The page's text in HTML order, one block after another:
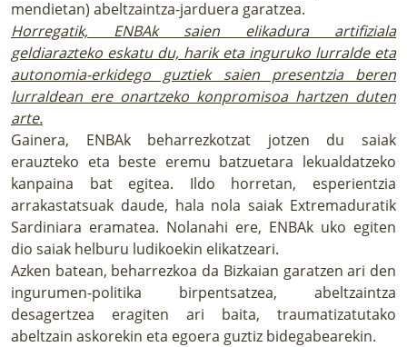
mendietan) abeltzaintza-jarduera garatzea.
Horregatik, ENBAk saien elikadura artifiziala
geldiarazteko eskatu du, harik eta inguruko lurralde eta
autonomia-erkidego guztiek saien presentzia beren
lurraldean ere onartzeko konpromisoa hartzen duten
arte.
Gainera, ENBAk beharrezkotzat jotzen du saiak
erauzteko eta beste eremu batzuetara lekualdatzeko
kanpaina bat egitea. Ildo horretan, esperientzia
arrakastatsuak daude, hala nola saiak Extremaduratik
Sardiniara eramatea. Nolanahi ere, ENBAk uko egiten
dio saiak helburu ludikoekin elikatzeari.
Azken batean, beharrezkoa da Bizkaian garatzen ari den
ingurumen-politika birpentsatzea, abeltzaintza
desagertzea eragiten ari baita, traumatizatutako
abeltzain askorekin eta egoera guztiz bidegabearekin.